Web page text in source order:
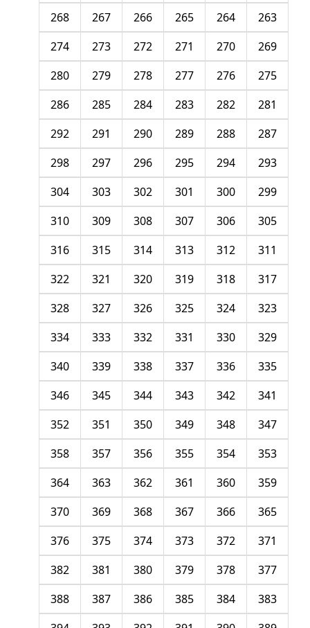
263
264
265
266
267
268
269
270
271
272
273
274
275
276
277
278
279
280
281
282
283
284
285
286
287
288
289
290
291
292
293
294
295
296
297
298
299
300
301
302
303
304
305
306
307
308
309
310
311
312
313
314
315
316
317
318
319
320
321
322
323
324
325
326
327
328
329
330
331
332
333
334
335
336
337
338
339
340
341
342
343
344
345
346
347
348
349
350
351
352
353
354
355
356
357
358
359
360
361
362
363
364
365
366
367
368
369
370
371
372
373
374
375
376
377
378
379
380
381
382
383
384
385
386
387
388